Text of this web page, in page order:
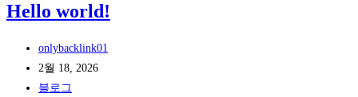
Hello world!
Post
author:
onlybacklink01
Post
published:
2월 18, 2026
Post
블로그